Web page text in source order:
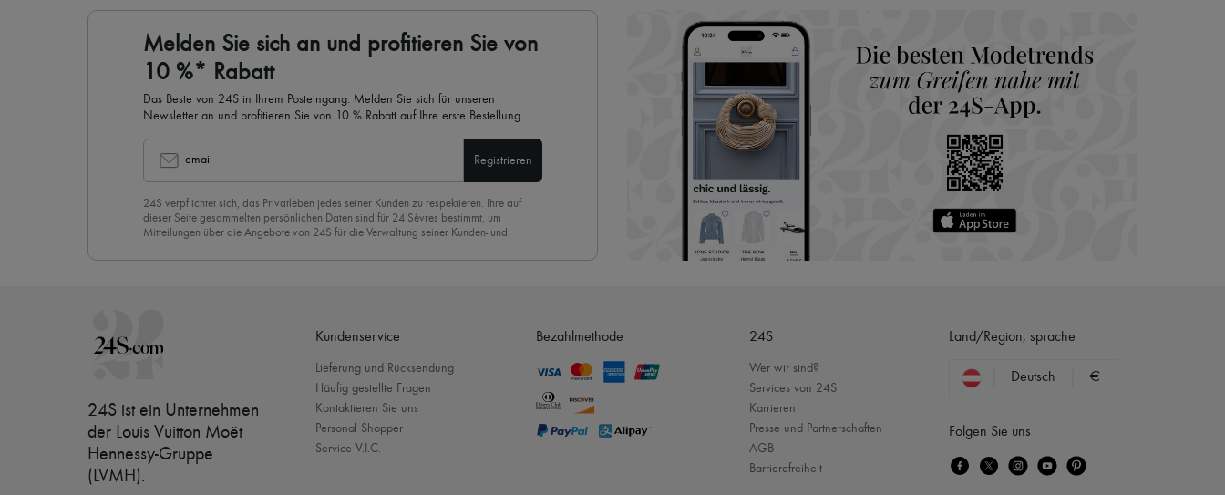
Melden Sie sich an und profitieren Sie von
10 %* Rabatt
Das Beste von 24S in Ihrem Posteingang: Melden Sie sich für unseren
Newsletter an und profitieren Sie von 10 % Rabatt auf Ihre erste Bestellung.
email Registrieren
24S verpflichtet sich, das Privatleben jedes seiner Kunden zu respektieren. Ihre auf
dieser Seite gesammelten persönlichen Daten sind für 24 Sèvres bestimmt, um
Mitteilungen über die Angebote von 24S für die Verwaltung seiner Kunden- und
stimmen Sie unsererDatenschutzrichtlinievorbehaltlos zu. Um den Newsletter
24S ist ein Unternehmen
der Louis Vuitton Moët
Hennessy-Gruppe
(LVMH).
Kundenservice
Lieferung und Rücksendung
Häufig gestellte Fragen
Kontaktieren Sie uns
Personal Shopper
Service V.I.C.
Bezahlmethode 24S
Wer wir sind?
Services von 24S
Karrieren
Presse und Partnerschaften
AGB
Barrierefreiheit
Land/Region, sprache
Deutsch €
Folgen Sie uns